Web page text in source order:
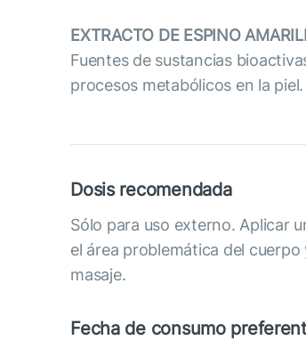
EXTRACTO DE ESPINO
Fuentes de sustancias
procesos metabólicos en la piel.
Dosis recomendada
Sólo para uso externo. Aplicar
el área problemática del
masaje.
Fecha de consumo